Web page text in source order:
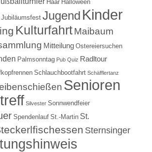
Haar Halloween
Jubiläumsfest Jugend Kinder
KulturfahrtMaibaum
Mitteilung Ostereiersuchen
Palmsonntag Pub Quiz Radltour
Schlauchbootfahrt Schäfflertanz
Senioren
Silvester Sonnwendfeier
Spendenlauf St.-Martin St.
Sternsinger